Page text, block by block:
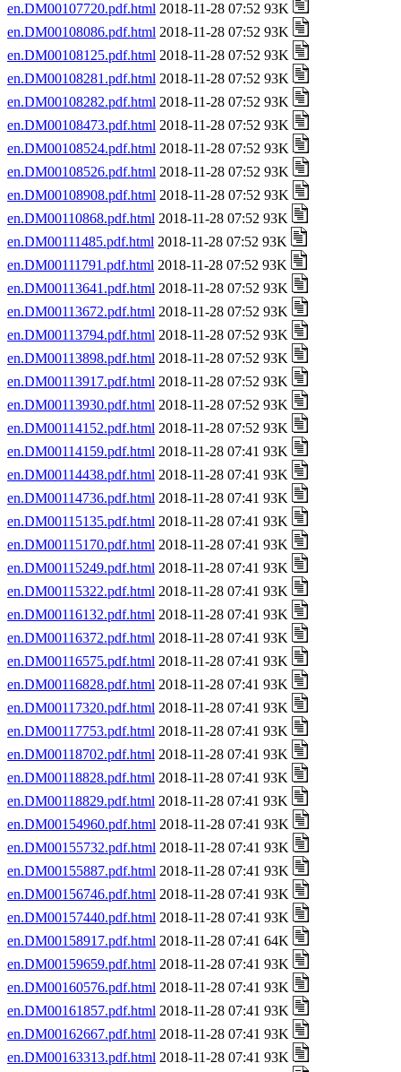
en.DM00107720.pdf.html 2018-11-28 07:52 93K
en.DM00108086.pdf.html 2018-11-28 07:52 93K
en.DM00108125.pdf.html 2018-11-28 07:52 93K
en.DM00108281.pdf.html 2018-11-28 07:52 93K
en.DM00108282.pdf.html 2018-11-28 07:52 93K
en.DM00108473.pdf.html 2018-11-28 07:52 93K
en.DM00108524.pdf.html 2018-11-28 07:52 93K
en.DM00108526.pdf.html 2018-11-28 07:52 93K
en.DM00108908.pdf.html 2018-11-28 07:52 93K
en.DM00110868.pdf.html 2018-11-28 07:52 93K
en.DM00111485.pdf.html 2018-11-28 07:52 93K
en.DM00111791.pdf.html 2018-11-28 07:52 93K
en.DM00113641.pdf.html 2018-11-28 07:52 93K
en.DM00113672.pdf.html 2018-11-28 07:52 93K
en.DM00113794.pdf.html 2018-11-28 07:52 93K
en.DM00113898.pdf.html 2018-11-28 07:52 93K
en.DM00113917.pdf.html 2018-11-28 07:52 93K
en.DM00113930.pdf.html 2018-11-28 07:52 93K
en.DM00114152.pdf.html 2018-11-28 07:52 93K
en.DM00114159.pdf.html 2018-11-28 07:41 93K
en.DM00114438.pdf.html 2018-11-28 07:41 93K
en.DM00114736.pdf.html 2018-11-28 07:41 93K
en.DM00115135.pdf.html 2018-11-28 07:41 93K
en.DM00115170.pdf.html 2018-11-28 07:41 93K
en.DM00115249.pdf.html 2018-11-28 07:41 93K
en.DM00115322.pdf.html 2018-11-28 07:41 93K
en.DM00116132.pdf.html 2018-11-28 07:41 93K
en.DM00116372.pdf.html 2018-11-28 07:41 93K
en.DM00116575.pdf.html 2018-11-28 07:41 93K
en.DM00116828.pdf.html 2018-11-28 07:41 93K
en.DM00117320.pdf.html 2018-11-28 07:41 93K
en.DM00117753.pdf.html 2018-11-28 07:41 93K
en.DM00118702.pdf.html 2018-11-28 07:41 93K
en.DM00118828.pdf.html 2018-11-28 07:41 93K
en.DM00118829.pdf.html 2018-11-28 07:41 93K
en.DM00154960.pdf.html 2018-11-28 07:41 93K
en.DM00155732.pdf.html 2018-11-28 07:41 93K
en.DM00155887.pdf.html 2018-11-28 07:41 93K
en.DM00156746.pdf.html 2018-11-28 07:41 93K
en.DM00157440.pdf.html 2018-11-28 07:41 93K
en.DM00158917.pdf.html 2018-11-28 07:41 64K
en.DM00159659.pdf.html 2018-11-28 07:41 93K
en.DM00160576.pdf.html 2018-11-28 07:41 93K
en.DM00161857.pdf.html 2018-11-28 07:41 93K
en.DM00162667.pdf.html 2018-11-28 07:41 93K
en.DM00163313.pdf.html 2018-11-28 07:41 93K